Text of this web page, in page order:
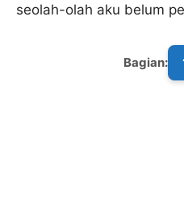
seolah-olah aku belum
Bagian: